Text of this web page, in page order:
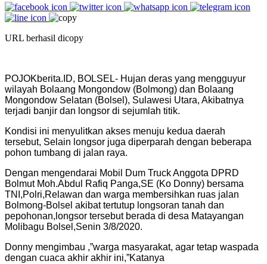
URL berhasil dicopy
POJOKberita.ID, BOLSEL- Hujan deras yang mengguyur
wilayah Bolaang Mongondow (Bolmong) dan Bolaang
Mongondow Selatan (Bolsel), Sulawesi Utara, Akibatnya
terjadi banjir dan longsor di sejumlah titik.
Kondisi ini menyulitkan akses menuju kedua daerah
tersebut, Selain longsor juga diperparah dengan beberapa
pohon tumbang di jalan raya.
Dengan mengendarai Mobil Dum Truck Anggota DPRD
Bolmut Moh.Abdul Rafiq Panga,SE (Ko Donny) bersama
TNI,Polri,Relawan dan warga membersihkan ruas jalan
Bolmong-Bolsel akibat tertutup longsoran tanah dan
pepohonan,longsor tersebut berada di desa Matayangan
Molibagu Bolsel,Senin 3/8/2020.
Donny mengimbau ,”warga masyarakat, agar tetap waspada
dengan cuaca akhir akhir ini,”Katanya